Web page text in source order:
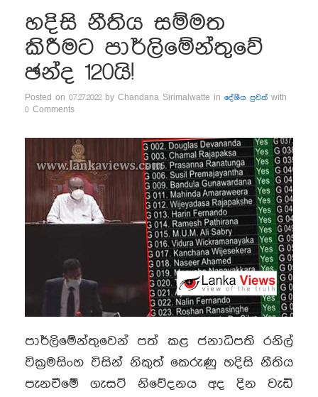
හදිසි නීතිය සම්මත
කිරීමට පාර්ලිමේන්තුවේ
ඡන්ද 120යි!
Posted on 07.27.2022 by Chandana Sirimalwatte in දේශීය පුවත් with
0 Comments
පාර්ලිමේන්තුවෙන් පත් කළ ජනාධිපති රනිල්
වික්‍රමසිංහ විසින් නිකුත් කෙරුණු හදිසි නීතිය
පැනවීමේ ගැසට් නිවේදනය අද දින වැඩි